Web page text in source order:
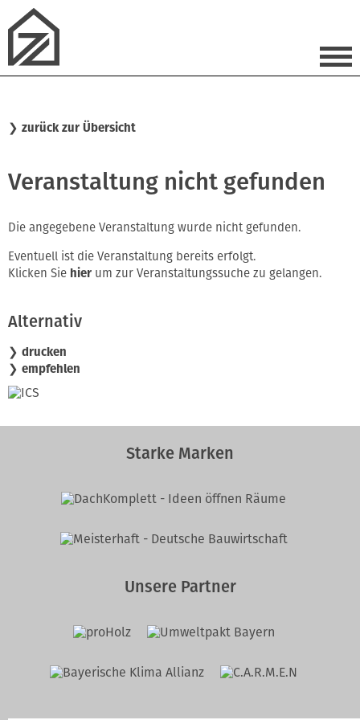
❯ zurück zur Übersicht
Veranstaltung nicht gefunden
Die angegebene Veranstaltung wurde nicht gefunden.
Eventuell ist die Veranstaltung bereits erfolgt.
Klicken Sie hier um zur Veranstaltungssuche zu gelangen.
Alternativ
❯ drucken
❯ empfehlen
Starke Marken
Unsere Partner